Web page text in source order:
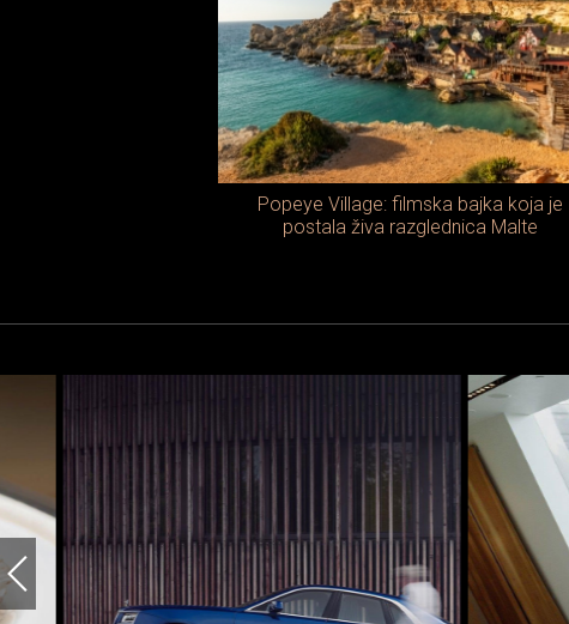
Popeye Village: filmska bajka koja je
postala živa razglednica Malte